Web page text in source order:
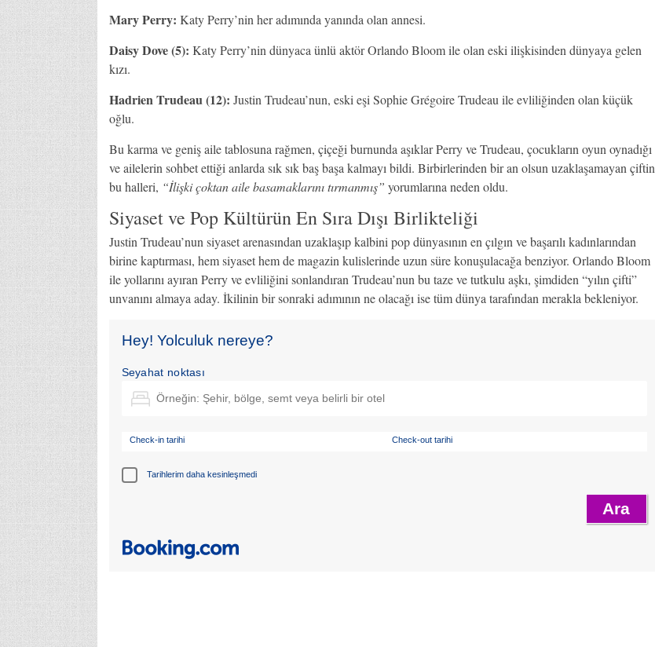
Mary Perry: Katy Perry’nin her adımında yanında olan annesi.
Daisy Dove (5): Katy Perry’nin dünyaca ünlü aktör Orlando Bloom ile olan eski ilişkisinden dünyaya gelen
kızı.
Hadrien Trudeau (12): Justin Trudeau’nun, eski eşi Sophie Grégoire Trudeau ile evliliğinden olan küçük
oğlu.
Bu karma ve geniş aile tablosuna rağmen, çiçeği burnunda aşıklar Perry ve Trudeau, çocukların oyun oynadığı
ve ailelerin sohbet ettiği anlarda sık sık baş başa kalmayı bildi. Birbirlerinden bir an olsun uzaklaşamayan çiftin
bu halleri, “İlişki çoktan aile basamaklarını tırmanmış” yorumlarına neden oldu.
Siyaset ve Pop Kültürün En Sıra Dışı Birlikteliği
Justin Trudeau’nun siyaset arenasından uzaklaşıp kalbini pop dünyasının en çılgın ve başarılı kadınlarından
birine kaptırması, hem siyaset hem de magazin kulislerinde uzun süre konuşulacağa benziyor. Orlando Bloom
ile yollarını ayıran Perry ve evliliğini sonlandıran Trudeau’nun bu taze ve tutkulu aşkı, şimdiden “yılın çifti”
unvanını almaya aday. İkilinin bir sonraki adımının ne olacağı ise tüm dünya tarafından merakla bekleniyor.
Hey! Yolculuk nereye?
Seyahat noktası
Check-in tarihi Check-out tarihi
Tarihlerim daha kesinleşmedi